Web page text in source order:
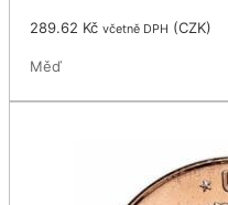
289.62 Kč včetně DPH (CZK)
Měď